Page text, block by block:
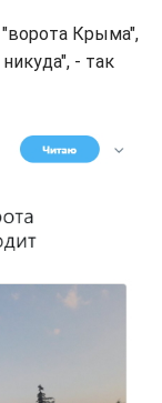
Крыма",
- так